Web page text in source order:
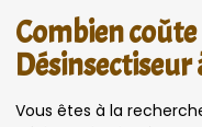
Combien
Désinsectiseur
Vous êtes à la